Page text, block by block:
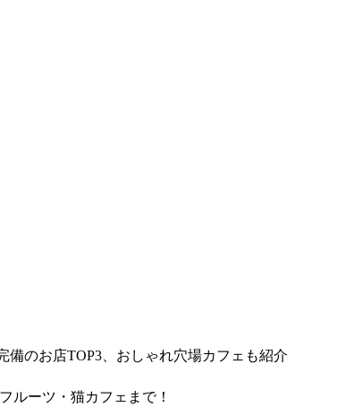
備のお店TOP3、おしゃれ穴場カフェも紹介
ルーツ・猫カフェまで！